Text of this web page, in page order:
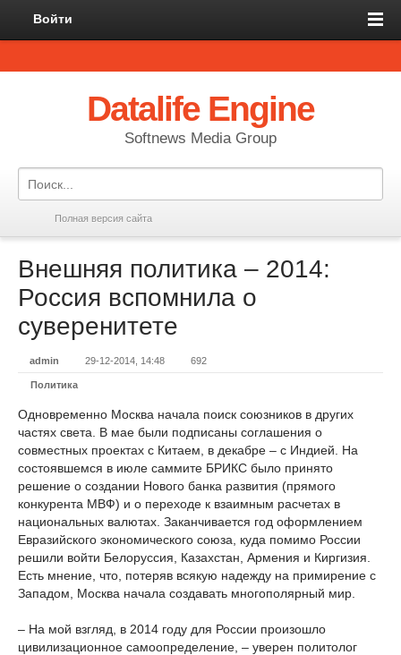
Войти
Datalife Engine
Softnews Media Group
Полная версия сайта
Внешняя политика – 2014:
Россия вспомнила о
суверенитете
admin 29-12-2014, 14:48 692
Политика
Одновременно Москва начала поиск союзников в других
частях света. В мае были подписаны соглашения о
совместных проектах с Китаем, в декабре – с Индией. На
состоявшемся в июле саммите БРИКС было принято
решение о создании Нового банка развития (прямого
конкурента МВФ) и о переходе к взаимным расчетах в
национальных валютах. Заканчивается год оформлением
Евразийского экономического союза, куда помимо России
решили войти Белоруссия, Казахстан, Армения и Киргизия.
Есть мнение, что, потеряв всякую надежду на примирение с
Западом, Москва начала создавать многополярный мир.
– На мой взгляд, в 2014 году для России произошло
цивилизационное самоопределение, – уверен политолог